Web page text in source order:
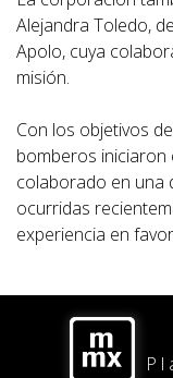
Alejandra Toledo,
Apolo, cuya
misión.
Con los objetivos
bomberos iniciaron
colaborado en una
ocurridas
experiencia en